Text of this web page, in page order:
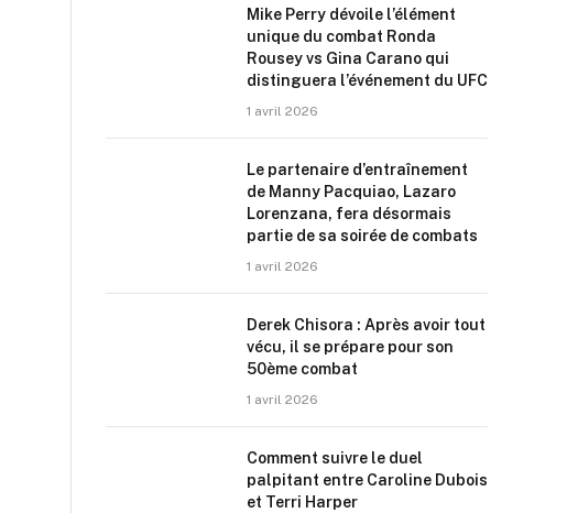
Mike Perry dévoile l’élément
unique du combat Ronda
Rousey vs Gina Carano qui
distinguera l’événement du UFC
1 avril 2026
Le partenaire d’entraînement
de Manny Pacquiao, Lazaro
Lorenzana, fera désormais
partie de sa soirée de combats
1 avril 2026
Derek Chisora : Après avoir tout
vécu, il se prépare pour son
50ème combat
1 avril 2026
Comment suivre le duel
palpitant entre Caroline Dubois
et Terri Harper